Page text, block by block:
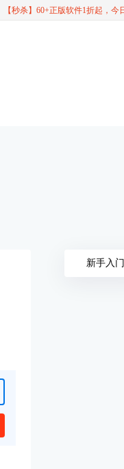
【秒杀】60+正版软件1折起，今
新手入门